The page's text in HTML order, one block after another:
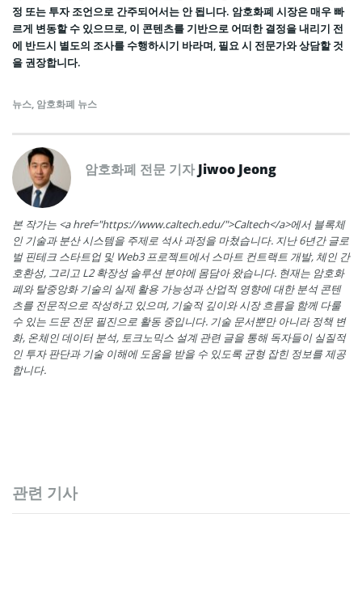
정 또는 투자 조언으로 간주되어서는 안 됩니다. 암호화폐 시장은 매우 빠
르게 변동할 수 있으므로, 이 콘텐츠를 기반으로 어떠한 결정을 내리기 전
에 반드시 별도의 조사를 수행하시기 바라며, 필요 시 전문가와 상담할 것
을 권장합니다.
뉴스, 암호화폐 뉴스
암호화폐 전문 기자Jiwoo Jeong
본 작가는 <a href="https://www.caltech.edu/">Caltech</a>에서 블록체
인 기술과 분산 시스템을 주제로 석사 과정을 마쳤습니다. 지난 6년간 글로
벌 핀테크 스타트업 및 Web3 프로젝트에서 스마트 컨트랙트 개발, 체인 간
호환성, 그리고 L2 확장성 솔루션 분야에 몸담아 왔습니다. 현재는 암호화
폐와 탈중앙화 기술의 실제 활용 가능성과 산업적 영향에 대한 분석 콘텐
츠를 전문적으로 작성하고 있으며, 기술적 깊이와 시장 흐름을 함께 다룰
수 있는 드문 전문 필진으로 활동 중입니다. 기술 문서뿐만 아니라 정책 변
화, 온체인 데이터 분석, 토크노믹스 설계 관련 글을 통해 독자들이 실질적
인 투자 판단과 기술 이해에 도움을 받을 수 있도록 균형 잡힌 정보를 제공
합니다.
관련 기사